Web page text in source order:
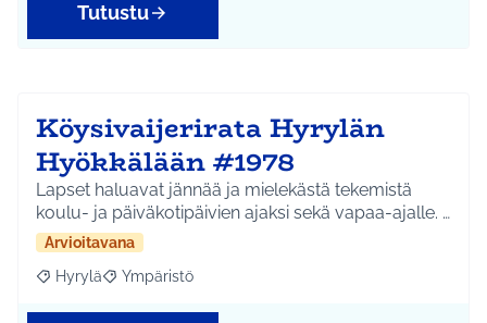
Tutustu
Köysivaijerirata Hyrylän
Hyökkälään #1978
Lapset haluavat jännää ja mielekästä tekemistä
koulu- ja päiväkotipäivien ajaksi sekä vapaa-ajalle. …
Arvioitavana
Rajaa tulokset aihepiirin mukaan: Hyrylä
Hyrylä Rajaa tulokset teeman mukaan: Ympäristö
Ympäristö